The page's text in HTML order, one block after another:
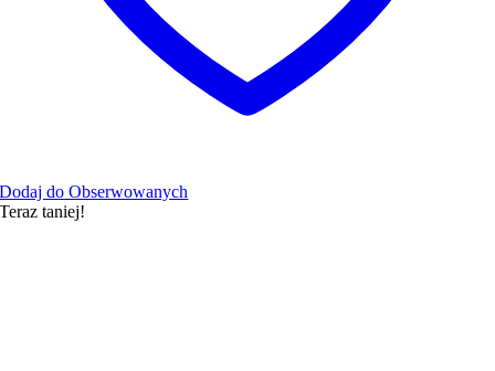
Dodaj do Obserwowanych
Teraz taniej!